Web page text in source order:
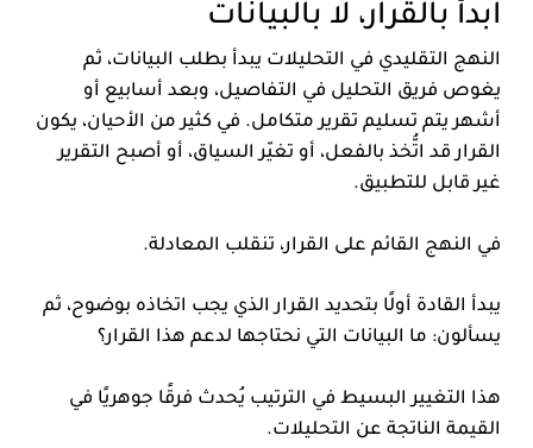
ابدأ بالقرار، لا بالبيانات
النهج التقليدي في التحليلات يبدأ بطلب البيانات، ثم
يغوص فريق التحليل في التفاصيل، وبعد أسابيع أو
أشهر يتم تسليم تقرير متكامل. في كثير من الأحيان، يكون
القرار قد اتُّخذ بالفعل، أو تغيّر السياق، أو أصبح التقرير
غير قابل للتطبيق.
في النهج القائم على القرار، تنقلب المعادلة.
يبدأ القادة أولًا بتحديد القرار الذي يجب اتخاذه بوضوح، ثم
يسألون: ما البيانات التي نحتاجها لدعم هذا القرار؟
هذا التغيير البسيط في الترتيب يُحدث فرقًا جوهريًا في
القيمة الناتجة عن التحليلات.